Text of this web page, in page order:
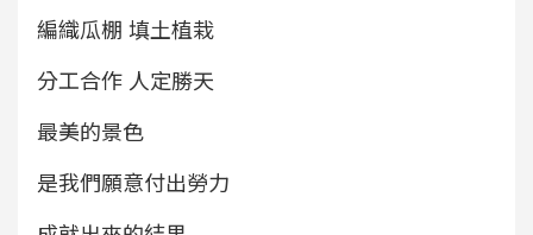
編織瓜棚 填土植栽
分工合作 人定勝天
最美的景色
是我們願意付出勞力